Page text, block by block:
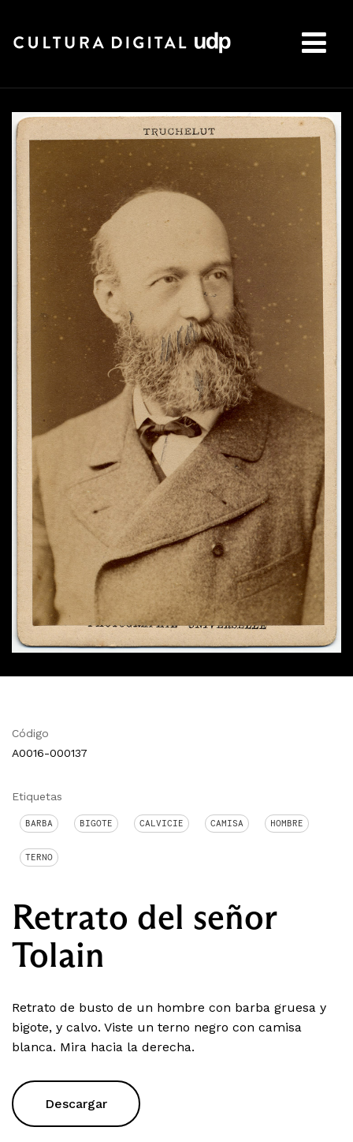
Código
A0016-000137
Etiquetas
BARBA BIGOTE CALVICIE CAMISA HOMBRE
TERNO
Retrato del señor
Tolain
Retrato de busto de un hombre con barba gruesa y
bigote, y calvo. Viste un terno negro con camisa
blanca. Mira hacia la derecha.
Descargar